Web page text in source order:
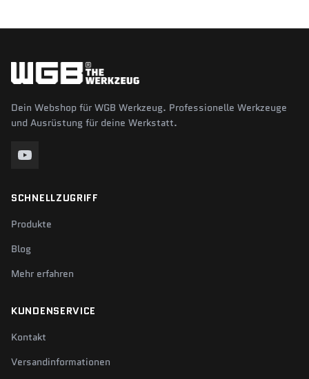
Dein Webshop für WGB Werkzeug. Professionelle Werkzeuge
und Ausrüstung für deine Werkstatt.
SCHNELLZUGRIFF
Produkte
Blog
Mehr erfahren
KUNDENSERVICE
Kontakt
Versandinformationen